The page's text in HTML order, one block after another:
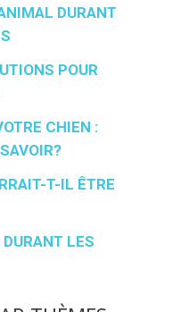
DURANT
POUR
CHIEN :
T-IL ÊTRE
LES